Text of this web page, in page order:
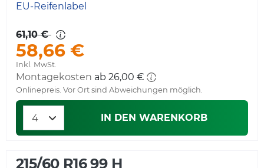
EU-Reifenlabel
61,10 €
58,66 €
Inkl. MwSt.
Montagekosten ab 26,00 €
Onlinepreis. Vor Ort sind Abweichungen möglich.
IN DEN WARENKORB
215/60 R16 99 H